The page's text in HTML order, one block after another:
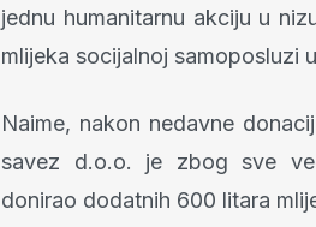
jednu humanitarnu akciju u
mlijeka socijalnoj samoposluzi
Naime, nakon nedavne
savez d.o.o. je zbog sve
donirao dodatnih 600 litara